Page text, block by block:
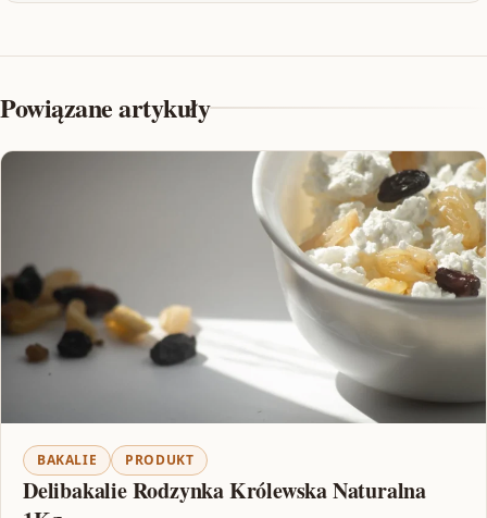
Powiązane artykuły
BAKALIE PRODUKT
Delibakalie Rodzynka Królewska Naturalna